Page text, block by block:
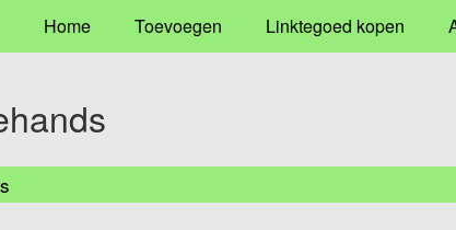
Home Toevoegen Linktegoed kopen